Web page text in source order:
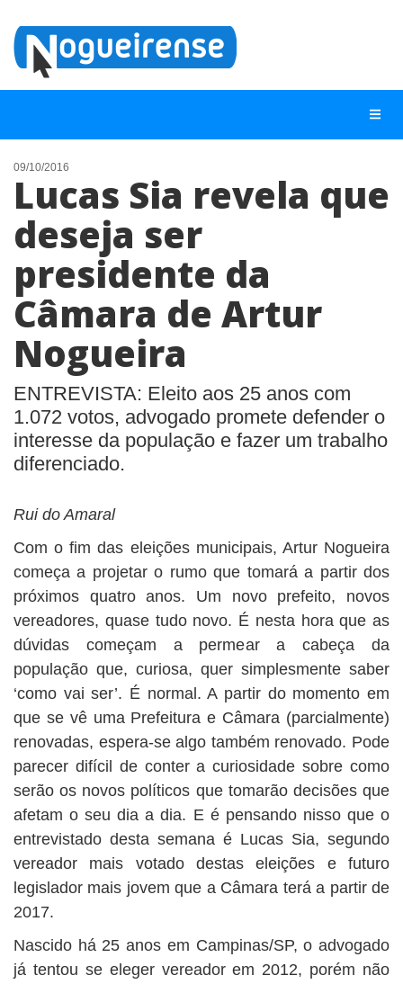
NOTÍCIAS
LISTA DIGITAL
TELEFONES ÚTEIS
QUEM SOMOS
CONTATO
ANUNCIE
BUSCAR
09/10/2016
Lucas Sia revela que
deseja ser
presidente da
Câmara de Artur
Nogueira
ENTREVISTA: Eleito aos 25 anos com
1.072 votos, advogado promete defender o
interesse da população e fazer um trabalho
diferenciado.
Rui do Amaral
Com o fim das eleições municipais, Artur Nogueira
começa a projetar o rumo que tomará a partir dos
próximos quatro anos. Um novo prefeito, novos
vereadores, quase tudo novo. É nesta hora que as
dúvidas começam a permear a cabeça da
população que, curiosa, quer simplesmente saber
‘como vai ser’. É normal. A partir do momento em
que se vê uma Prefeitura e Câmara (parcialmente)
renovadas, espera-se algo também renovado. Pode
parecer difícil de conter a curiosidade sobre como
serão os novos políticos que tomarão decisões que
afetam o seu dia a dia. E é pensando nisso que o
entrevistado desta semana é Lucas Sia, segundo
vereador mais votado destas eleições e futuro
legislador mais jovem que a Câmara terá a partir de
2017.
Nascido há 25 anos em Campinas/SP, o advogado
já tentou se eleger vereador em 2012, porém não